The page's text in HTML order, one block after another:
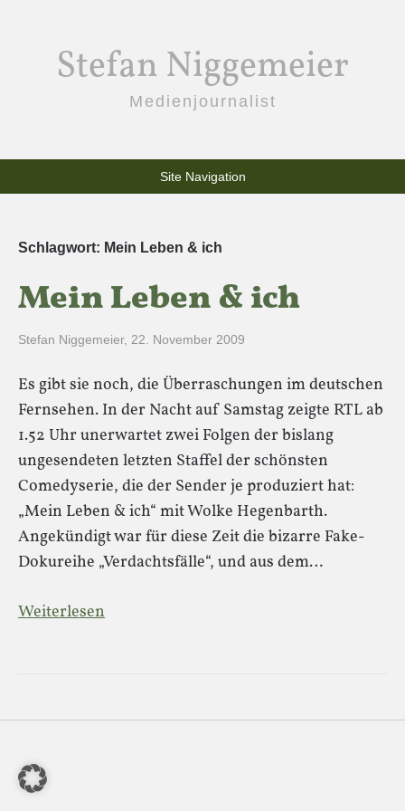
Stefan Niggemeier
Medienjournalist
Site Navigation
Schlagwort: Mein Leben & ich
Mein Leben & ich
Stefan Niggemeier, 22. November 2009
Es gibt sie noch, die Überraschungen im deutschen
Fernsehen. In der Nacht auf Samstag zeigte RTL ab
1.52 Uhr unerwartet zwei Folgen der bislang
ungesendeten letzten Staffel der schönsten
Comedyserie, die der Sender je produziert hat:
„Mein Leben & ich“ mit Wolke Hegenbarth.
Angekündigt war für diese Zeit die bizarre Fake-
Dokureihe „Verdachtsfälle“, und aus dem…
Weiterlesen